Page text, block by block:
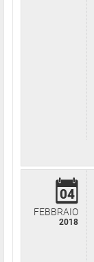
04
FEBBRAIO
2018